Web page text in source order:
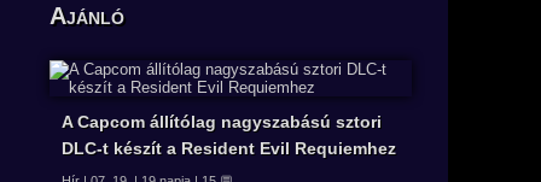
Ajánló
A Capcom állítólag nagyszabású sztori
DLC-t készít a Resident Evil Requiemhez